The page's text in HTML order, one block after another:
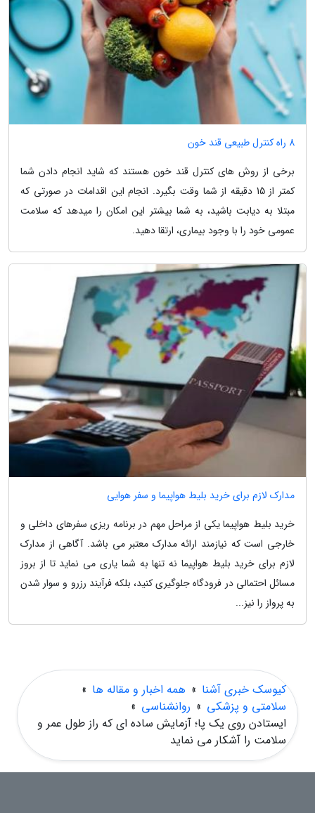
8 راه کنترل طبیعی قند خون
برخی از روش های کنترل قند خون هستند که شاید انجام دادن شما
کمتر از 15 دقیقه از شما وقت بگیرد. انجام این اقدامات در صورتی که
مبتلا به دیابت باشید، به شما بیشتر این امکان را میدهد که سلامت
عمومی خود را با وجود بیماری، ارتقا دهید.
مدارک لازم برای خرید بلیط هواپیما و سفر هوایی
خرید بلیط هواپیما یکی از مراحل مهم در برنامه ریزی سفرهای داخلی و
خارجی است که نیازمند ارائه مدارک معتبر می باشد. آگاهی از مدارک
لازم برای خرید بلیط هواپیما نه تنها به شما یاری می نماید تا از بروز
مسائل احتمالی در فرودگاه جلوگیری کنید، بلکه فرآیند رزرو و سوار شدن
به پرواز را نیز...
کیوسک خبری آشنا » همه اخبار و مقاله ها »
سلامتی و پزشکی » روانشناسی »
ایستادن روی یک پا؛ آزمایش ساده ای که راز طول عمر و
سلامت را آشکار می نماید